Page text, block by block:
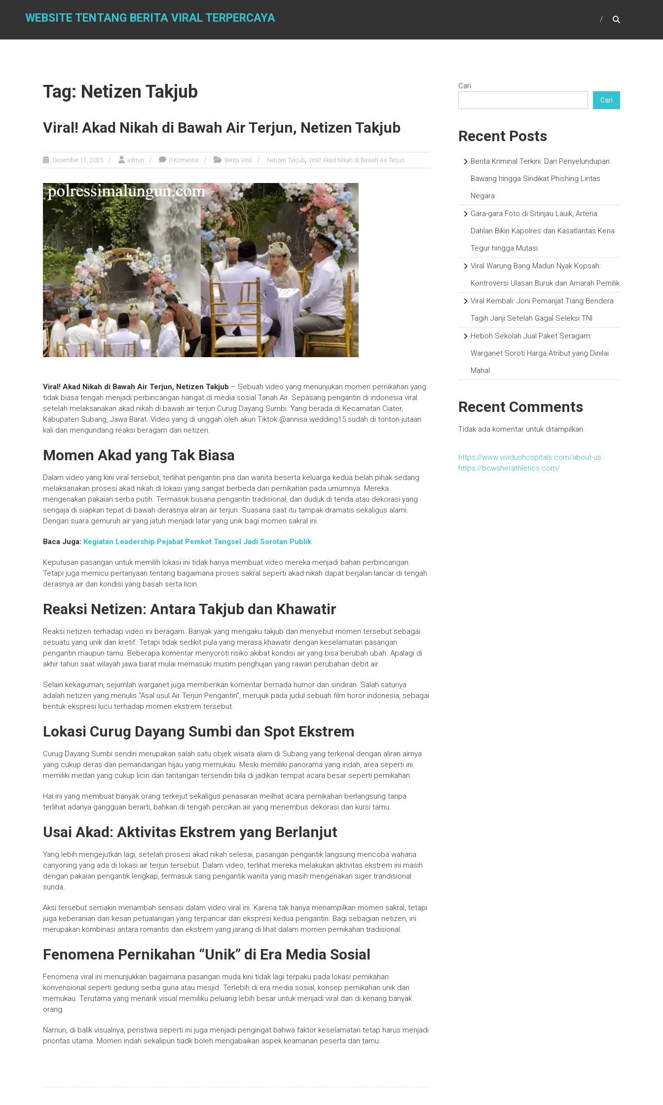
WEBSITE TENTANG BERITA VIRAL TERPERCAYA
Tag: Netizen Takjub
Viral! Akad Nikah di Bawah Air Terjun, Netizen Takjub
Desember 11, 2025 admin 0 Komentar Berita Viral Netizen Takjub, Viral! Akad Nikah di Bawah Air Terjun
Viral! Akad Nikah di Bawah Air Terjun, Netizen Takjub – Sebuah video yang menunjukan momen pernikahan yang
tidak biasa tengah menjadi perbincangan hangat di media sosial Tanah Air. Sepasang pengantin di indonesia viral
setelah melaksanakan akad nikah di bawah air terjun Curug Dayang Sumbi. Yang berada di Kecamatan Ciater,
Kabupaten Subang, Jawa Barat. Video yang di unggah oleh akun Tiktok @annisa.wedding15 sudah di tonton jutaan
kali dan mengundang reaksi beragam dari netizen.
Momen Akad yang Tak Biasa
Dalam video yang kini viral tersebut, terlihat pengantin pria dan wanita beserta keluarga kedua belah pihak sedang
melaksanakan prosesi akad nikah di lokasi yang sangat berbeda dari pernikahan pada umumnya. Mereka
mengenakan pakaian serba putih. Termasuk busana pengantin tradisional, dan duduk di tenda atau dekorasi yang
sengaja di siapkan tepat di bawah derasnya aliran air terjun. Suasana saat itu tampak dramatis sekaligus alami.
Dengan suara gemuruh air yang jatuh menjadi latar yang unik bagi momen sakral ini.
Baca Juga: Kegiatan Leadership Pejabat Pemkot Tangsel Jadi Sorotan Publik
Keputusan pasangan untuk memilih lokasi ini tidak hanya membuat video mereka menjadi bahan perbincangan.
Tetapi juga memicu pertanyaan tentang bagaimana proses sakral seperti akad nikah dapat berjalan lancar di tengah
derasnya air dan kondisi yang basah serta licin.
Reaksi Netizen: Antara Takjub dan Khawatir
Reaksi netizen terhadap video ini beragam. Banyak yang mengaku takjub dan menyebut momen tersebut sebagai
sesuatu yang unik dan kretif. Tetapi tidak sedikit pula yang merasa khawatir dengan keselamatan pasangan
pengantin maupun tamu. Beberapa komentar menyoroti risiko akibat kondisi air yang bisa berubah ubah. Apalagi di
akhir tahun saat wilayah jawa barat mulai memasuki musim penghujan yang rawan perubahan debit air.
Selain kekaguman, sejumlah warganet juga memberikan komentar bernada humor dan sindiran. Salah satunya
adalah netizen yang menulis “Asal usul Air Terjun Pengantin”, merujuk pada judul sebuah film horor indonesia, sebagai
bentuk ekspresi lucu terhadap momen ekstrem tersebut.
Lokasi Curug Dayang Sumbi dan Spot Ekstrem
Curug Dayang Sumbi sendiri merupakan salah satu objek wisata alam di Subang yang terkenal dengan aliran airnya
yang cukup deras dan pemandangan hijau yang memukau. Meski memiliki panorama yang indah, area seperti ini
memiliki medan yang cukup licin dan tantangan tersendiri bila di jadikan tempat acara besar seperti pernikahan.
Hal ini yang membuat banyak orang terkejut sekaligus penasaran meilhat acara pernikahan berlangsung tanpa
terlihat adanya gangguan berarti, bahkan di tengah percikan air yang menembus dekorasi dan kursi tamu.
Usai Akad: Aktivitas Ekstrem yang Berlanjut
Yang lebih mengejutkan lagi, setelah prosesi akad nikah selesai, pasangan pengantik langsung mencoba wahana
canyoning yang ada di lokasi air terjun tersebut. Dalam video, terlihat mereka melakukan aktivitas ekstrem ini masih
dengan pakaian pengantik lengkap, termasuk sang pengantik wanita yang masih mengenakan siger trandisional
sunda.
Aksi tersebut semakin menambah sensasi dalam video viral ini. Karena tak hanya menampilkan momen sakral, tetapi
juga keberanian dan kesan petualangan yang terpancar dari ekspresi kedua pengantin. Bagi sebagian netizen, ini
merupakan kombinasi antara romantis dan ekstrem yang jarang di lihat dalam momen pernikahan tradisional.
Fenomena Pernikahan “Unik” di Era Media Sosial
Fenomena viral ini menunjukkan bagaimana pasangan muda kini tidak lagi terpaku pada lokasi pernikahan
konvensional seperti gedung serba guna atau mesjid. Terlebih di era media sosial, konsep pernikahan unik dan
memukau. Terutama yang menarik visual memiliku peluang lebih besar untuk menjadi viral dan di kenang banyak
orang.
Namun, di balik visualnya, peristiwa seperti ini juga menjadi pengingat bahwa faktor keselamatan tetap harus menjadi
prioritas utama. Momen indah sekalipun tiadk boleh mengabaikan aspek keamanan peserta dan tamu.
Cari
Cari
Recent Posts
Berita Kriminal Terkini: Dari Penyelundupan
Bawang hingga Sindikat Phishing Lintas
Negara
Gara-gara Foto di Sitinjau Lauik, Arteria
Dahlan Bikin Kapolres dan Kasatlantas Kena
Tegur hingga Mutasi
Viral Warung Bang Madun Nyak Kopsah:
Kontroversi Ulasan Buruk dan Amarah Pemilik
Viral Kembali: Joni Pemanjat Tiang Bendera
Tagih Janji Setelah Gagal Seleksi TNI
Heboh Sekolah Jual Paket Seragam:
Warganet Soroti Harga Atribut yang Dinilai
Mahal
Recent Comments
Tidak ada komentar untuk ditampilkan.
https://www.vividushospitals.com/about-us
https://bowsherathletics.com/